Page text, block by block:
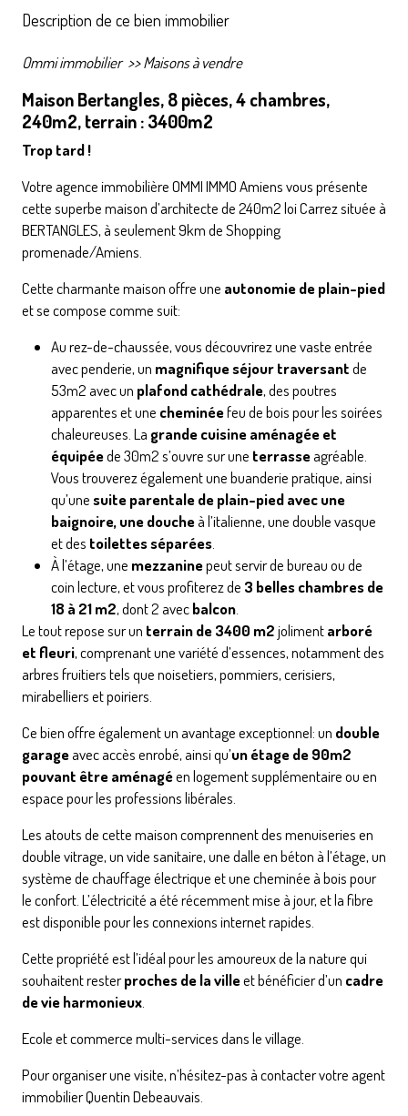
Description de ce bien immobilier
Ommi immobilier>>Maisons à vendre
Maison Bertangles, 8 pièces, 4 chambres,
240m2, terrain : 3400m2
Trop tard !
Votre agence immobilière OMMI IMMO Amiens vous présente
cette superbe maison d’architecte de 240m2 loi Carrez située à
BERTANGLES, à seulement 9km de Shopping
promenade/Amiens.
Cette charmante maison offre une autonomie de plain-pied
et se compose comme suit:
Au rez-de-chaussée, vous découvrirez une vaste entrée
avec penderie, un magnifique séjour traversantde
53m2 avec un plafond cathédrale, des poutres
apparentes et une cheminéefeu de bois pour les soirées
chaleureuses. La grande cuisine aménagée et
équipéede 30m2 s’ouvre sur une terrasseagréable.
Vous trouverez également une buanderie pratique, ainsi
qu’unesuite parentale de plain-pied avec une
baignoire, une doucheà l’italienne, une double vasque
et des toilettes séparées
À l’étage, une mezzaninepeut servir de bureau ou de
coin lecture, et vous profiterez de 3 belles chambres de
18 à 21 m2, dont 2 avecbalcon
Le tout repose sur un terrain de 3400 m2jolimentarboré
et fleuri, comprenant une variété d’essences, notamment des
arbres fruitiers tels que noisetiers, pommiers, cerisiers,
mirabelliers et poiriers.
Ce bien offre également un avantage exceptionnel: un double
garageavec accès enrobé, ainsi qu’un étage de 90m2
pouvant être aménagéen logement supplémentaire ou en
espace pour les professions libérales.
Les atouts de cette maison comprennent des menuiseries en
double vitrage, un vide sanitaire, une dalle en béton à l’étage, un
système de chauffage électrique et une cheminée à bois pour
le confort. L’électricité a été récemment mise à jour, et la fibre
est disponible pour les connexions internet rapides.
Cette propriété est l’idéal pour les amoureux de la nature qui
souhaitent resterproches de la villeet bénéficier d’un cadre
de vie harmonieux
Ecole et commerce multi-services dans le village.
Pour organiser une visite, n’hésitez-pas à contacter votre agent
immobilier Quentin Debeauvais.